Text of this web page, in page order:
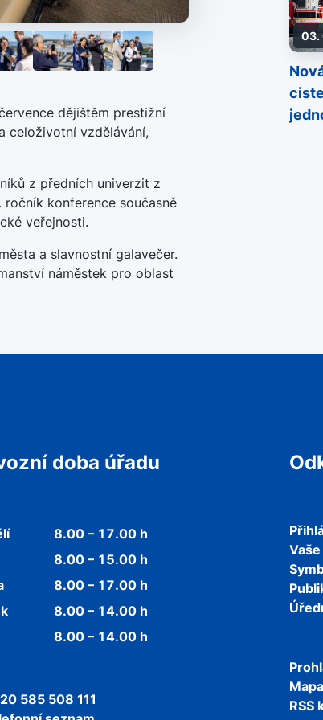
dějištěm prestižní
celoživotní vzdělávání,
z předních univerzit z
ročník konference současně
veřejnosti.
a slavnostní galavečer.
náměstek pro oblast
03.
doba úřadu
8.00 – 17.00 h
8.00 – 15.00 h
8.00 – 17.00 h
8.00 – 14.00 h
8.00 – 14.00 h
585 508 111
RSS